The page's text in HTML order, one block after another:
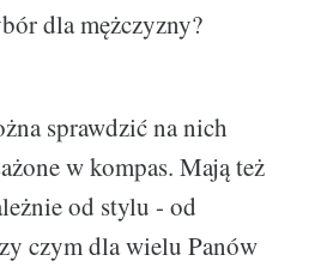
dla mężczyzny?
sprawdzić na nich
w kompas. Mają też
od stylu - od
czym dla wielu Panów